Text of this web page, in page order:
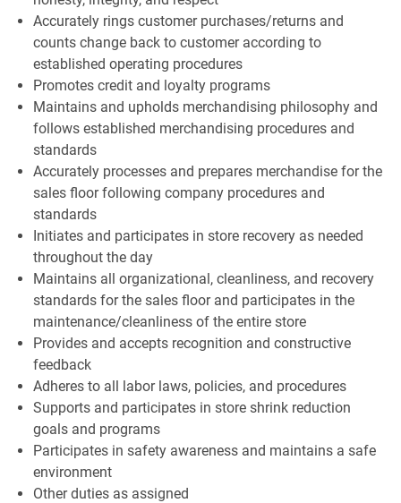
Accurately rings customer purchases/returns and
counts change back to customer according to
established operating procedures
Promotes credit and loyalty programs
Maintains and upholds merchandising philosophy and
follows established merchandising procedures and
standards
Accurately processes and prepares merchandise for the
sales floor following company procedures and
standards
Initiates and participates in store recovery as needed
throughout the day
Maintains all organizational, cleanliness, and recovery
standards for the sales floor and participates in the
maintenance/cleanliness of the entire store
Provides and accepts recognition and constructive
feedback
Adheres to all labor laws, policies, and procedures
Supports and participates in store shrink reduction
goals and programs
Participates in safety awareness and maintains a safe
environment
Other duties as assigned